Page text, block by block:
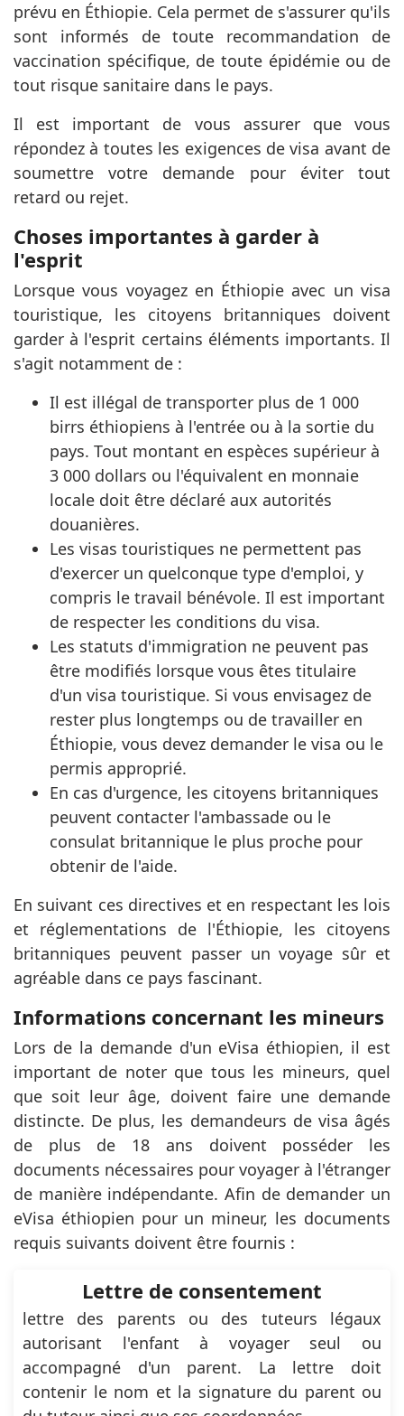
prévu en Éthiopie. Cela permet de s'assurer qu'ils
sont informés de toute recommandation de
vaccination spécifique, de toute épidémie ou de
tout risque sanitaire dans le pays.
Il est important de vous assurer que vous
répondez à toutes les exigences de visa avant de
soumettre votre demande pour éviter tout
retard ou rejet.
Choses importantes à garder à
l'esprit
Lorsque vous voyagez en Éthiopie avec un visa
touristique, les citoyens britanniques doivent
garder à l'esprit certains éléments importants. Il
s'agit notamment de :
Il est illégal de transporter plus de 1 000
birrs éthiopiens à l'entrée ou à la sortie du
pays. Tout montant en espèces supérieur à
3 000 dollars ou l'équivalent en monnaie
locale doit être déclaré aux autorités
douanières.
Les visas touristiques ne permettent pas
d'exercer un quelconque type d'emploi, y
compris le travail bénévole. Il est important
de respecter les conditions du visa.
Les statuts d'immigration ne peuvent pas
être modifiés lorsque vous êtes titulaire
d'un visa touristique. Si vous envisagez de
rester plus longtemps ou de travailler en
Éthiopie, vous devez demander le visa ou le
permis approprié.
En cas d'urgence, les citoyens britanniques
peuvent contacter l'ambassade ou le
consulat britannique le plus proche pour
obtenir de l'aide.
En suivant ces directives et en respectant les lois
et réglementations de l'Éthiopie, les citoyens
britanniques peuvent passer un voyage sûr et
agréable dans ce pays fascinant.
Informations concernant les mineurs
Lors de la demande d'un eVisa éthiopien, il est
important de noter que tous les mineurs, quel
que soit leur âge, doivent faire une demande
distincte. De plus, les demandeurs de visa âgés
de plus de 18 ans doivent posséder les
documents nécessaires pour voyager à l'étranger
de manière indépendante. Afin de demander un
eVisa éthiopien pour un mineur, les documents
requis suivants doivent être fournis :
Lettre de consentement
lettre des parents ou des tuteurs légaux
autorisant l'enfant à voyager seul ou
accompagné d'un parent. La lettre doit
contenir le nom et la signature du parent ou